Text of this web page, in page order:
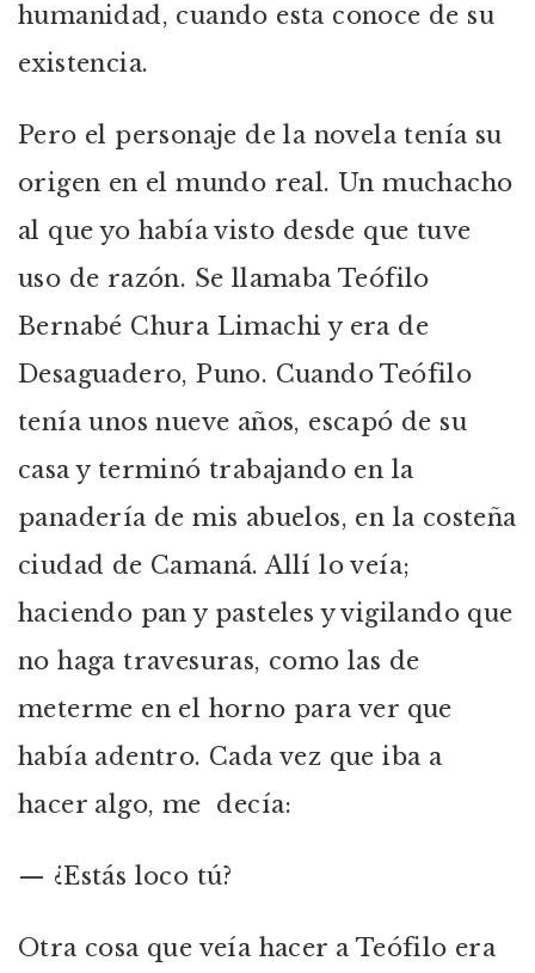
humanidad, cuando esta conoce de su
existencia.
Pero el personaje de la novela tenía su
origen en el mundo real. Un muchacho
al que yo había visto desde que tuve
uso de razón. Se llamaba Teófilo
Bernabé Chura Limachi y era de
Desaguadero, Puno. Cuando Teófilo
tenía unos nueve años, escapó de su
casa y terminó trabajando en la
panadería de mis abuelos, en la costeña
ciudad de Camaná. Allí lo veía;
haciendo pan y pasteles y vigilando que
no haga travesuras, como las de
meterme en el horno para ver que
había adentro. Cada vez que iba a
hacer algo, me decía:
— ¿Estás loco tú?
Otra cosa que veía hacer a Teófilo era